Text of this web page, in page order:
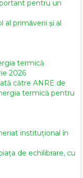
pentru un
al primăverii și al
termică
2026
către ANRE de
termică pentru
instituțional în
de echilibrare, cu